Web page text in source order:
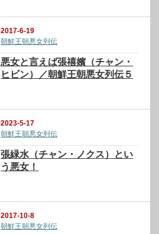
2017-6-19
朝鮮王朝悪女列伝
悪女と言えば張禧嬪（チャン・
ヒビン）／朝鮮王朝悪女列伝５
2023-5-17
朝鮮王朝悪女列伝
張緑水（チャン・ノクス）とい
う悪女！
2017-10-8
朝鮮王朝悪女列伝